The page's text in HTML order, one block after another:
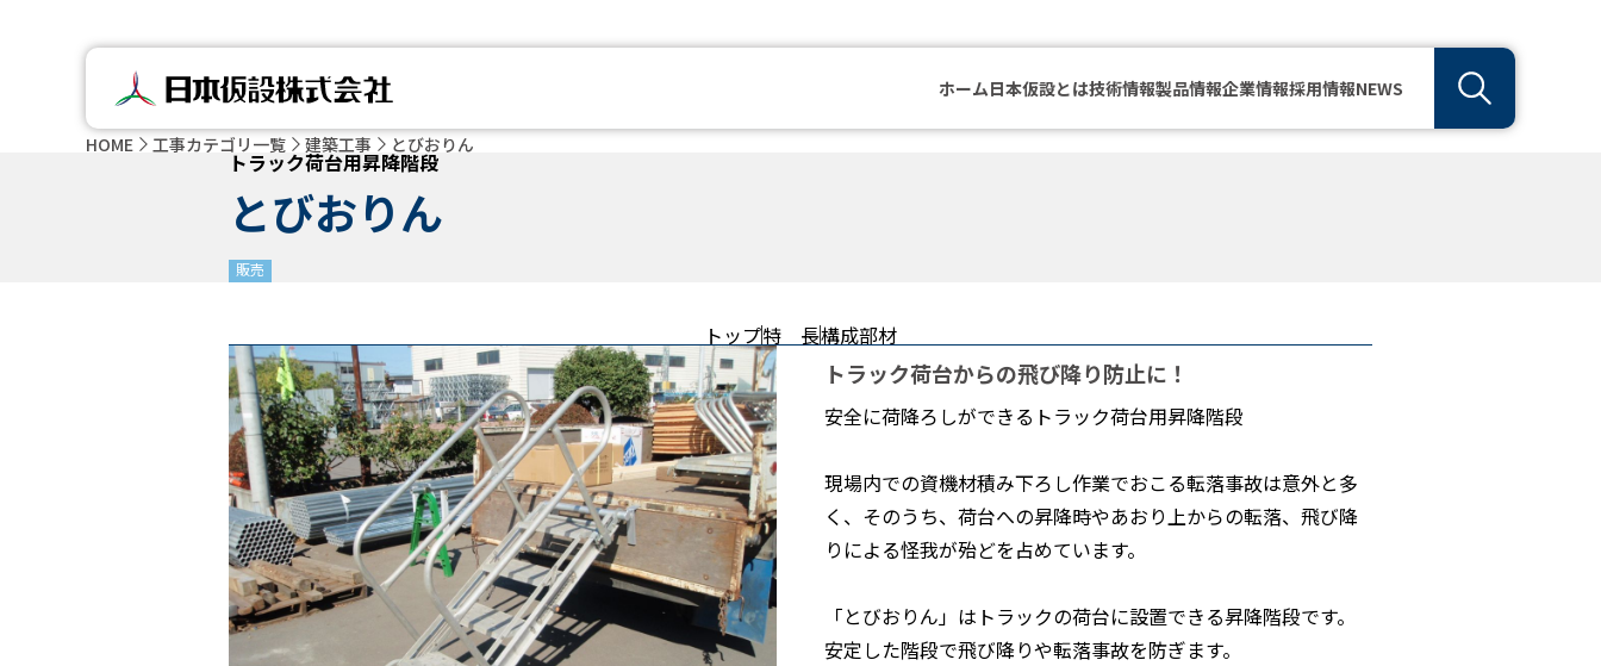
ホーム日本仮設とは技術情報製品情報企業情報採用情報NEWS
HOME 工事カテゴリ一覧 建築工事 とびおりん
トラック荷台用昇降階段
とびおりん
販売
トップ特 長構成部材
トラック荷台からの飛び降り防止に！
安全に荷降ろしができるトラック荷台用昇降階段
現場内での資機材積み下ろし作業でおこる転落事故は意外と多
く、そのうち、荷台への昇降時やあおり上からの転落、飛び降
りによる怪我が殆どを占めています。
「とびおりん」はトラックの荷台に設置できる昇降階段です。
安定した階段で飛び降りや転落事故を防ぎます。